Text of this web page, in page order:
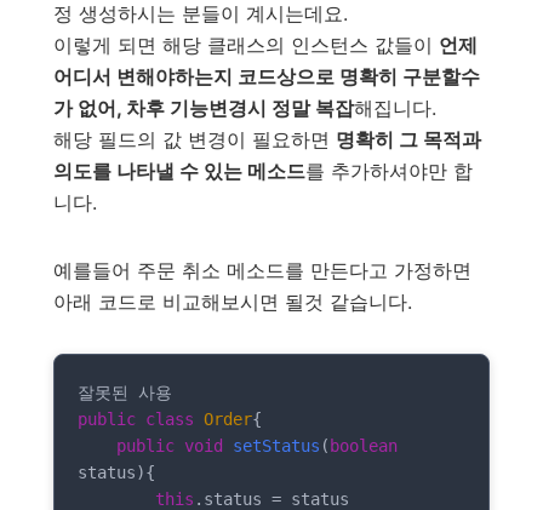
정 생성하시는 분들이 계시는데요.
이렇게 되면 해당 클래스의 인스턴스 값들이 언제
어디서 변해야하는지 코드상으로 명확히 구분할수
가 없어, 차후 기능변경시 정말 복잡해집니다.
해당 필드의 값 변경이 필요하면 명확히 그 목적과
의도를 나타낼 수 있는 메소드를 추가하셔야만 합
니다.
예를들어 주문 취소 메소드를 만든다고 가정하면
아래 코드로 비교해보시면 될것 같습니다.
public class Order{
public void setStatus (boolean
status){
this .status = status